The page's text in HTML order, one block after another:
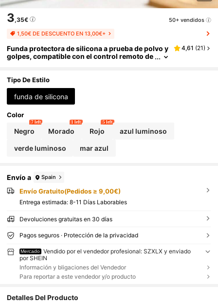
3,35€ 50+ vendidos
1,50€ DE DESCUENTO EN 13,00€+
Funda protectora de silicona a prueba de polvo y
golpes, compatible con el control remoto de
4,61 (21)
Tipo De Estilo
funda de silicona
Color
Negro
7 left
Morado
1 left
Rojo
5 left
azul luminoso
verde luminoso mar azul
Envío a Spain
Envío Gratuito(Pedidos ≥ 9,00€)
Entrega estimada: 8-11 Días Laborables
Devoluciones gratuitas en 30 días
Pagos seguros · Protección de la privacidad
Mercado
Vendido por el vendedor profesional: SZXLX y enviado
por SHEIN
Información y bligaciones del Vendedor
Para reportar a este vendedor y/o producto
Detalles Del Producto